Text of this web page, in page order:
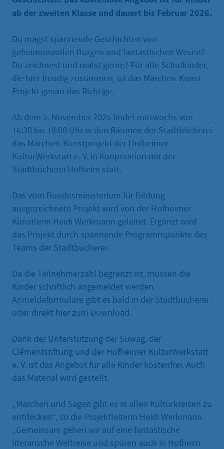
ab der zweiten Klasse und dauert bis Februar 2026.
Du magst spannende Geschichten von
geheimnisvollen Burgen und fantastischen Wesen?
Du zeichnest und malst gerne? Für alle Schulkinder,
die hier freudig zustimmen, ist das Märchen-Kunst-
Projekt genau das Richtige.
Ab dem 5. November 2025 findet mittwochs von
16:30 bis 18:00 Uhr in den Räumen der Stadtbücherei
das Märchen-Kunstprojekt der Hofheimer
KulturWerkstatt e. V. in Kooperation mit der
Stadtbücherei Hofheim statt.
Das vom Bundesministerium für Bildung
ausgezeichnete Projekt wird von der Hofheimer
Künstlerin Heidi Werkmann geleitet. Ergänzt wird
das Projekt durch spannende Programmpunkte des
Teams der Stadtbücherei.
Da die Teilnehmerzahl begrenzt ist, müssen die
Kinder schriftlich angemeldet werden.
Anmeldeformulare gibt es bald in der Stadtbücherei
oder direkt hier zum Download.
Dank der Unterstützung der Süwag, der
Clémentstiftung und der Hofheimer KulturWerkstatt
e. V. ist das Angebot für alle Kinder kostenfrei. Auch
das Material wird gestellt.
„Märchen und Sagen gibt es in allen Kulturkreisen zu
entdecken“, so die Projektleiterin Heidi Werkmann.
„Gemeinsam gehen wir auf eine fantastische
literarische Weltreise und spüren auch in Hofheim